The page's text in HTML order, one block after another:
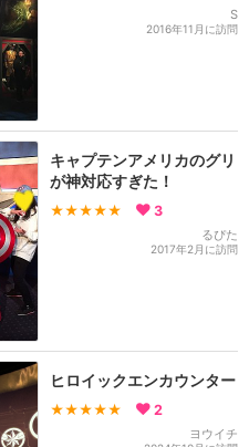
S
2016年11月に訪問
キャプテンアメリカのグリ
が神対応すぎた！
★★★★★ 3
るぴた
2017年2月に訪問
ヒロイックエンカウンター
★★★★★ 2
ヨウイチ